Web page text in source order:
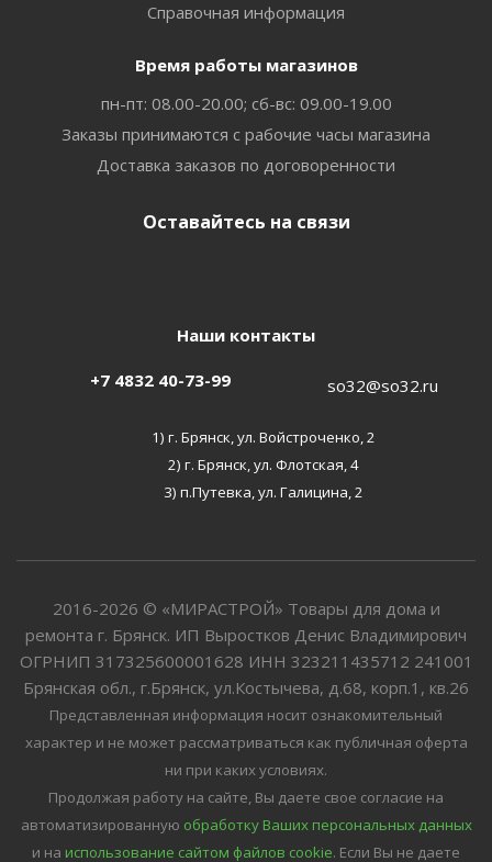
Справочная информация
Время работы магазинов
пн-пт: 08.00-20.00; сб-вс: 09.00-19.00
Заказы принимаются с рабочие часы магазина
Доставка заказов по договоренности
Оставайтесь на связи
Наши контакты
+7 4832 40-73-99 so32@so32.ru
1) г. Брянск, ул. Войстроченко, 2
2) г. Брянск, ул. Флотская, 4
3) п.Путевка, ул. Галицина, 2
2016-2026 © «МИРАСТРОЙ» Товары для дома и
ремонта г. Брянск. ИП Выростков Денис Владимирович
ОГРНИП 317325600001628 ИНН 323211435712 241001
Брянская обл., г.Брянск, ул.Костычева, д.68, корп.1, кв.26
Представленная информация носит ознакомительный
характер и не может рассматриваться как публичная оферта
ни при каких условиях.
Продолжая работу на сайте, Вы даете свое согласие на
автоматизированную обработку Ваших персональных данных
и на использование сайтом файлов cookie. Если Вы не даете